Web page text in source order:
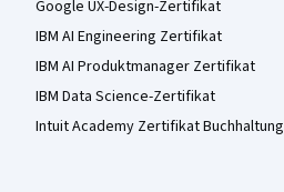
Google UX-Design-Zertifikat
IBM AI Engineering Zertifikat
IBM AI Produktmanager Zertifikat
IBM Data Science-Zertifikat
Intuit Academy Zertifikat Buchhaltung